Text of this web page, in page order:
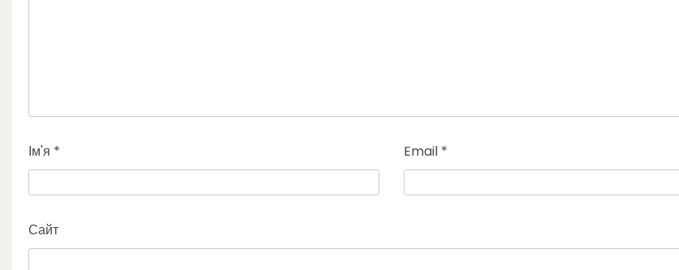
Ім'я * Email *
Сайт